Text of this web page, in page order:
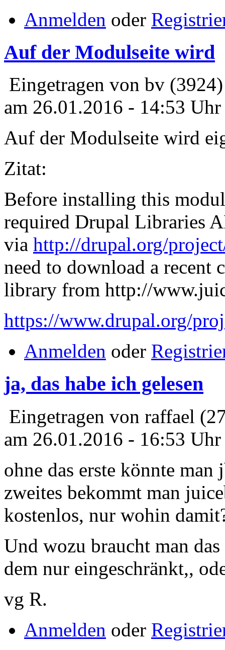
Anmelden oder
Auf der Modulseite wird
Eingetragen von bv (3924)
am 26.01.2016 - 14:53 Uhr
Auf der Modulseite wird
Zitat:
Before installing this
required Drupal Libraries
via http://drupal.org/
need to download a recent
library from http://
https://www.drupal.org/
Anmelden oder
ja, das habe ich gelesen
Eingetragen von raffael
am 26.01.2016 - 16:53 Uhr
ohne das erste könnte
zweites bekommt man
kostenlos, nur wohin
Und wozu braucht man
dem nur eingeschränkt,,
vg R.
Anmelden oder